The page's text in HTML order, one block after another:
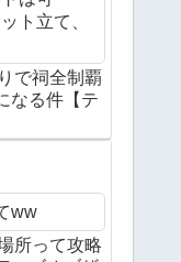
ト立て、
で祠全制覇
なる件【テ
ww
所って攻略